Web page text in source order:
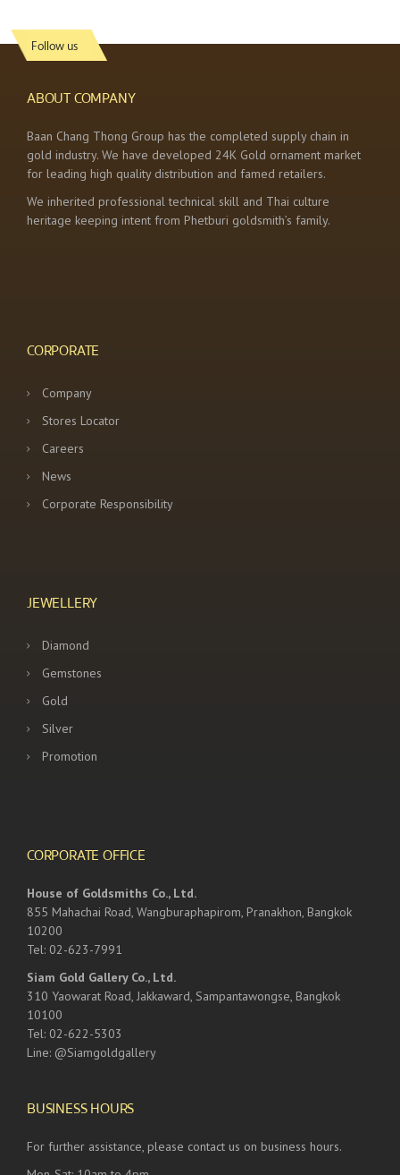
Follow us
ABOUT COMPANY
Baan Chang Thong Group has the completed supply chain in
gold industry. We have developed 24K Gold ornament market
for leading high quality distribution and famed retailers.
We inherited professional technical skill and Thai culture
heritage keeping intent from Phetburi goldsmith’s family.
CORPORATE
Company
Stores Locator
Careers
News
Corporate Responsibility
JEWELLERY
Diamond
Gemstones
Gold
Silver
Promotion
CORPORATE OFFICE
House of Goldsmiths Co., Ltd.
855 Mahachai Road, Wangburaphapirom, Pranakhon, Bangkok
10200
Tel: 02-623-7991
Siam Gold Gallery Co., Ltd.
310 Yaowarat Road, Jakkaward, Sampantawongse, Bangkok
10100
Tel: 02-622-5303
Line: @Siamgoldgallery
BUSINESS HOURS
For further assistance, please contact us on business hours.